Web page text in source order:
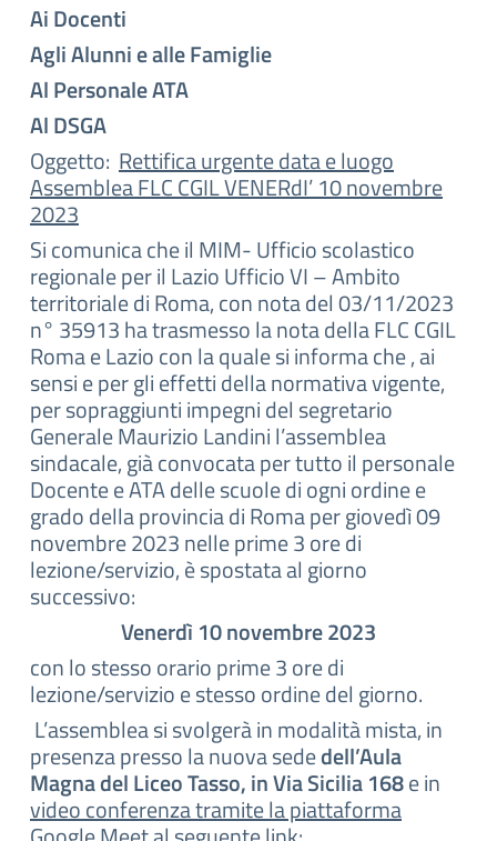
Ai Docenti
Agli Alunni e alle Famiglie
Al Personale ATA
Al DSGA
Oggetto: Rettifica urgente data e luogo
Assemblea FLC CGIL VENERdI’ 10 novembre
2023
Si comunica che il MIM- Ufficio scolastico
regionale per il Lazio Ufficio VI – Ambito
territoriale di Roma, con nota del 03/11/2023
n° 35913 ha trasmesso la nota della FLC CGIL
Roma e Lazio con la quale si informa che , ai
sensi e per gli effetti della normativa vigente,
per sopraggiunti impegni del segretario
Generale Maurizio Landini l’assemblea
sindacale, già convocata per tutto il personale
Docente e ATA delle scuole di ogni ordine e
grado della provincia di Roma per giovedì 09
novembre 2023 nelle prime 3 ore di
lezione/servizio, è spostata al giorno
successivo:
Venerdì 10 novembre 2023
con lo stesso orario prime 3 ore di
lezione/servizio e stesso ordine del giorno.
L’assemblea si svolgerà in modalità mista, in
presenza presso la nuova sededell’Aula
Magna del Liceo Tasso, in Via Sicilia 168e in
video conferenza tramite la piattaforma